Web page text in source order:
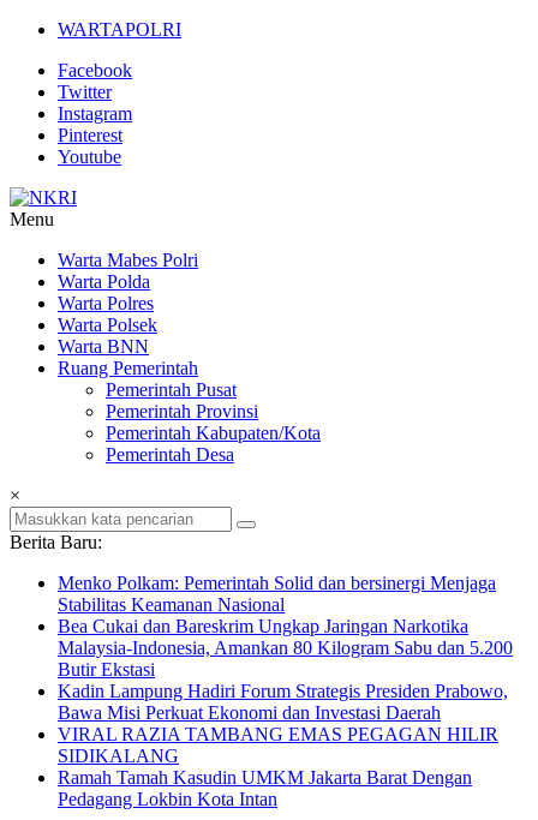
Lompat
konten
WARTAPOLRI
Facebook
Twitter
Instagram
Pinterest
Youtube
Jurnalisme
Positif
Menu
Warta Mabes Polri
Warta Polda
Warta Polres
Warta Polsek
Warta BNN
Ruang Pemerintah
Pemerintah Pusat
Pemerintah Provinsi
Pemerintah Kabupaten/Kota
Pemerintah Desa
×
Berita Baru:
Menko Polkam: Pemerintah Solid dan bersinergi Menjaga
Stabilitas Keamanan Nasional
Bea Cukai dan Bareskrim Ungkap Jaringan Narkotika
Malaysia-Indonesia, Amankan 80 Kilogram Sabu dan 5.200
Butir Ekstasi
Kadin Lampung Hadiri Forum Strategis Presiden Prabowo,
Bawa Misi Perkuat Ekonomi dan Investasi Daerah
VIRAL RAZIA TAMBANG EMAS PEGAGAN HILIR
SIDIKALANG
Ramah Tamah Kasudin UMKM Jakarta Barat Dengan
Pedagang Lokbin Kota Intan